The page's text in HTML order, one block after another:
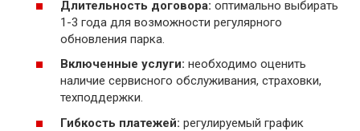
Длительность договора: оптимально выбирать
1-3 года для возможности регулярного
обновления парка.
Включенные услуги: необходимо оценить
наличие сервисного обслуживания, страховки,
техподдержки.
Гибкость платежей: регулируемый график